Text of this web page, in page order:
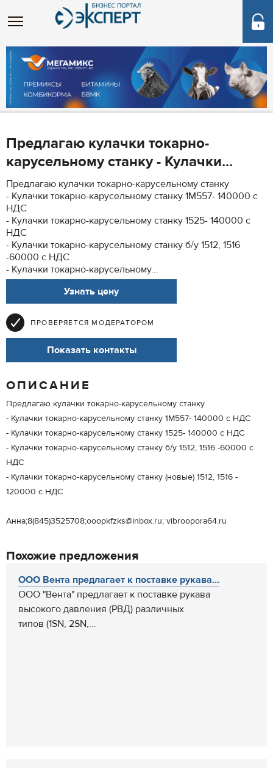
Предлагаю кулачки токарно-
карусельному станку - Кулачки...
Предлагаю кулачки токарно-карусельному станку
- Кулачки токарно-карусельному станку 1М557- 140000 с
НДС
- Кулачки токарно-карусельному станку 1525- 140000 с
НДС
- Кулачки токарно-карусельному станку б/у 1512, 1516
-60000 с НДС
- Кулачки токарно-карусельному...
Узнать цену
ПРОВЕРЯЕТСЯ МОДЕРАТОРОМ
Показать контакты
ОПИСАНИЕ
Предлагаю кулачки токарно-карусельному станку
- Кулачки токарно-карусельному станку 1М557- 140000 с НДС
- Кулачки токарно-карусельному станку 1525- 140000 с НДС
- Кулачки токарно-карусельному станку б/у 1512, 1516 -60000 с
НДС
- Кулачки токарно-карусельному станку (новые) 1512, 1516 -
120000 с НДС
Анна;8(845)3525708;ooopkfzks@inbox.ru; vibroopora64.ru
Похожие предложения
ООО Вента предлагает к поставке рукава...
ООО "Вента" предлагает к поставке рукава
высокого давления (РВД) различных
типов (1SN, 2SN,...